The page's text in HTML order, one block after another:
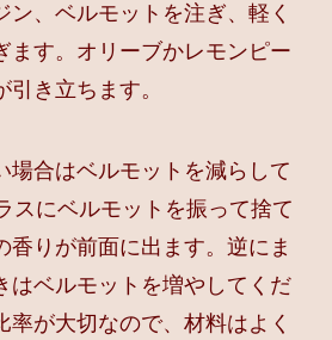
ン、ベルモットを注ぎ、軽く
ます。オリーブかレモンピー
き立ちます。
場合はベルモットを減らして
スにベルモットを振って捨て
香りが前面に出ます。逆にま
はベルモットを増やしてくだ
率が大切なので、材料はよく